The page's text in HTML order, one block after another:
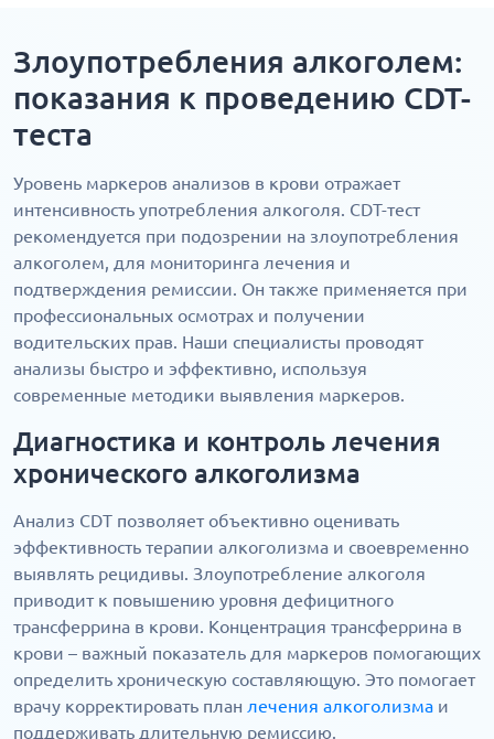
Злоупотребления алкоголем:
показания к проведению CDT-
теста
Уровень маркеров анализов в крови отражает
интенсивность употребления алкоголя. CDT-тест
рекомендуется при подозрении на злоупотребления
алкоголем, для мониторинга лечения и
подтверждения ремиссии. Он также применяется при
профессиональных осмотрах и получении
водительских прав. Наши специалисты проводят
анализы быстро и эффективно, используя
современные методики выявления маркеров.
Диагностика и контроль лечения
хронического алкоголизма
Анализ CDT позволяет объективно оценивать
эффективность терапии алкоголизма и своевременно
выявлять рецидивы. Злоупотребление алкоголя
приводит к повышению уровня дефицитного
трансферрина в крови. Концентрация трансферрина в
крови – важный показатель для маркеров помогающих
определить хроническую составляющую. Это помогает
врачу корректировать план лечения алкоголизма и
поддерживать длительную ремиссию.